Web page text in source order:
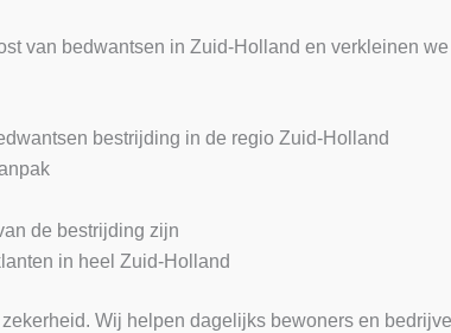
van bedwantsen in Zuid-Holland en verkleinen
bestrijding in de regio Zuid-Holland
de bestrijding zijn
in heel Zuid-Holland
Wij helpen dagelijks bewoners en